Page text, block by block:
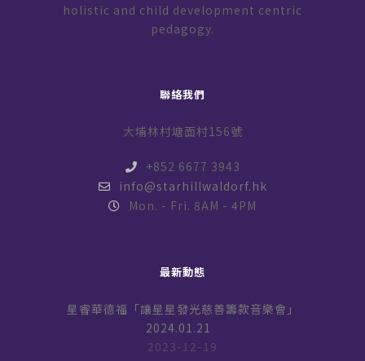
holistic and child development centric
pedagogy.
聯絡我們
大埔林村塘面村156號
+852 6677 3943
info@starhillwaldorf.hk
Mon. - Fri. 8AM - 4PM
最新動態
星睿華德福「讓星星發光慈善籌款音樂會」
2024.01.21
2023-12-19